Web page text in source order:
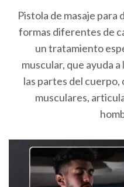
Pistola de masaje
formas diferentes de
un tratamiento
muscular, que ayuda
las partes del
musculares,